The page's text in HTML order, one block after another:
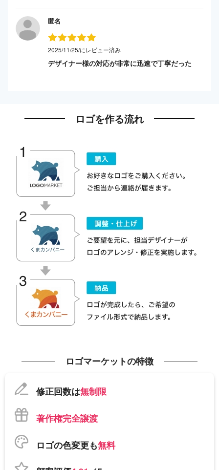
匿名
2025/11/25/にレビュー済み
デザイナー様の対応が非常に迅速で丁寧だった
ロゴを作る流れ
ロゴマーケットの特徴
修正回数は無制限
著作権完全譲渡
ロゴの色変更も無料